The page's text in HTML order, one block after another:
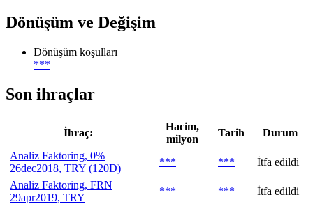
Dönüşüm ve Değişim
Dönüşüm koşulları
***
Son ihraçlar
İhraç:
Hacim,
milyon
Tarih
Durum
Analiz Faktoring, 0%
26dec2018, TRY (120D)
*** ***
İtfa edildi
Analiz Faktoring, FRN
29apr2019, TRY
*** ***
İtfa edildi